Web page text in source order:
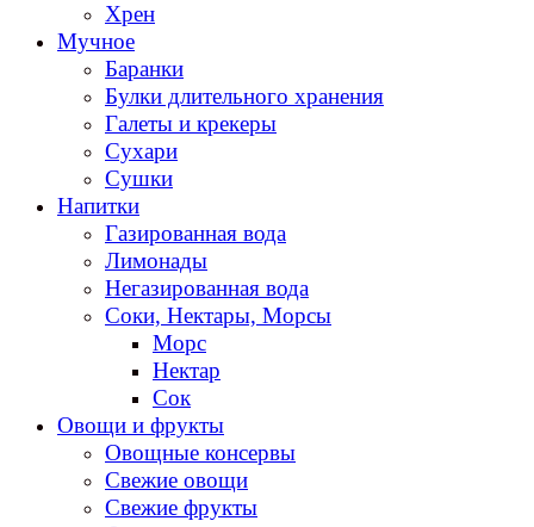
Хрен
Мучное
Баранки
Булки длительного хранения
Галеты и крекеры
Сухари
Сушки
Напитки
Газированная вода
Лимонады
Негазированная вода
Соки, Нектары, Морсы
Морс
Нектар
Сок
Овощи и фрукты
Овощные консервы
Свежие овощи
Свежие фрукты